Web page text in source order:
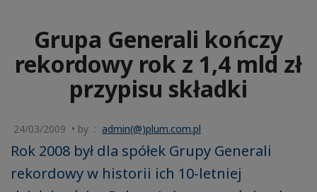
Grupa Generali kończy
rekordowy rok z 1,4 mld zł
przypisu składki
24/03/2009 • by : admin(@)plum.com.pl
Rok 2008 był dla spółek Grupy Generali
rekordowy w historii ich 10-letniej